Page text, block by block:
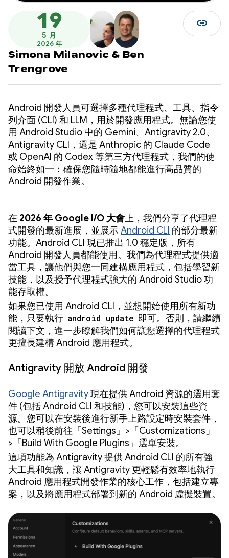
19
5 月
2026 年
Simona Milanovic & Ben
Trengrove
link
Android 開發人員可選擇多種代理程式、工具、指令
列介面 (CLI) 和 LLM，用於開發應用程式。無論您使
用 Android Studio 中的 Gemini、Antigravity 2.0、
Antigravity CLI，還是 Anthropic 的 Claude Code
或 OpenAI 的 Codex 等第三方代理程式，我們的使
命始終如一：確保您隨時隨地都能進行高品質的
Android 開發作業。
在 2026 年 Google I/O 大會上，我們分享了代理程
式開發的最新進展，並展示Android CLI 的部分最新
功能。Android CLI 現已推出 1.0 穩定版，所有
Android 開發人員都能使用。我們為代理程式提供適
當工具，讓他們與您一同建構應用程式，包括學習新
技能，以及授予代理程式強大的 Android Studio 功
能存取權。
如果您已使用 Android CLI，並想開始使用所有新功
能，只要執行 android update 即可。否則，請繼續
閱讀下文，進一步瞭解我們如何讓您選擇的代理程式
更擅長建構 Android 應用程式。
Antigravity 開放 Android 開發
Google Antigravity現在提供 Android 資源的選用套
件 (包括 Android CLI 和技能)，您可以安裝這些資
源。您可以在安裝後進行新手上路設定時安裝套件，
也可以稍後前往「Settings」>「Customizations」
>「Build With Google Plugins」 選單安裝。
這項功能為 Antigravity 提供 Android CLI 的所有強
大工具和知識，讓 Antigravity 更輕鬆有效率地執行
Android 應用程式開發作業的核心工作，包括建立專
案，以及將應用程式部署到新的 Android 虛擬裝置。